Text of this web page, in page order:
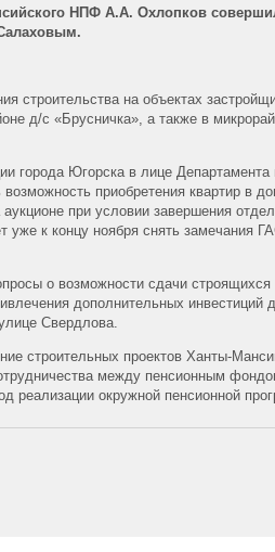
НПФ А.А. Охлопков
строительства на объектах
д/с «Брусничка», а также в
города Югорска в лице Департамента
приобретения квартир в
при условии завершения
уже к концу ноября снять замечания
о возможности сдачи строящихся
дополнительных инвестиций
Свердлова.
строительных проектов Ханты-
между пенсионным
реализации окружной пенсионной